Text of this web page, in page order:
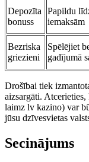
Depozīta
bonuss
Papildu
iemaksām
Bezriska
griezieni
Spēlējiet
gadījumā
Drošībai tiek
aizsargāti.
laimz lv kazino) var
jūsu dzīvesvietas
Secinājums